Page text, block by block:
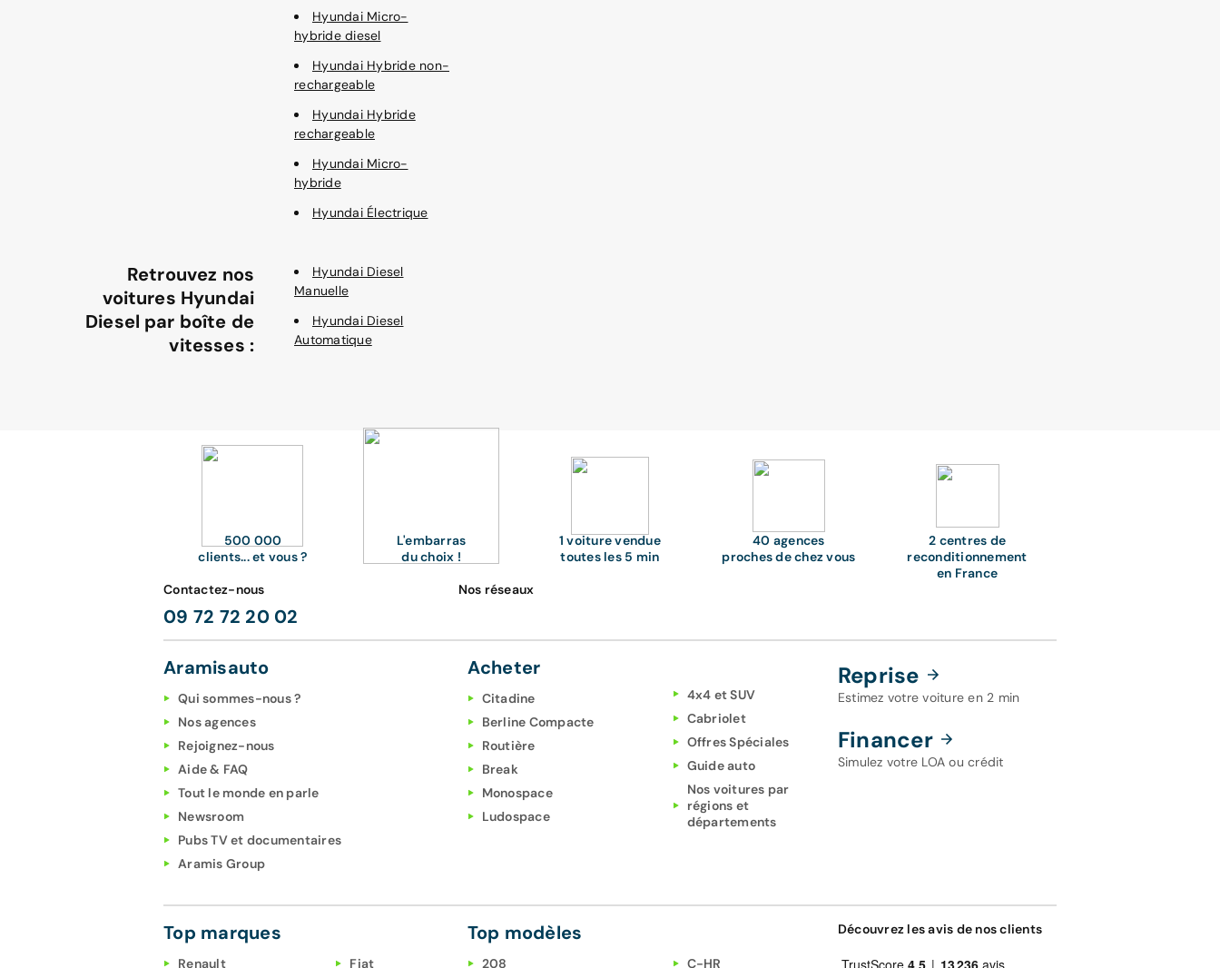
Hyundai Micro-
hybride diesel
Hyundai Hybride non-
rechargeable
Hyundai Hybride
rechargeable
Hyundai Micro-
hybride
Hyundai Électrique
Retrouvez nos
voitures Hyundai
Diesel par boîte de
vitesses :
Hyundai Diesel
Manuelle
Hyundai Diesel
Automatique
500 000
clients... et vous ?
L'embarras
du choix !
1 voiture vendue
toutes les 5 min
40 agences
proches de chez vous
2 centres de
reconditionnement
en France
Contactez-nous
09 72 72 20 02
Nos réseaux
Aramisauto
Qui sommes-nous ?
Nos agences
Rejoignez-nous
Aide & FAQ
Tout le monde en parle
Newsroom
Pubs TV et documentaires
Aramis Group
Acheter
Citadine
Berline Compacte
Routière
Break
Monospace
Ludospace
4x4 et SUV
Cabriolet
Offres Spéciales
Guide auto
Nos voitures par
régions et
départements
Reprise
Estimez votre voiture en 2 min
Financer
Simulez votre LOA ou crédit
Top marques
Renault Fiat
Top modèles
208 C-HR
Découvrez les avis de nos clients